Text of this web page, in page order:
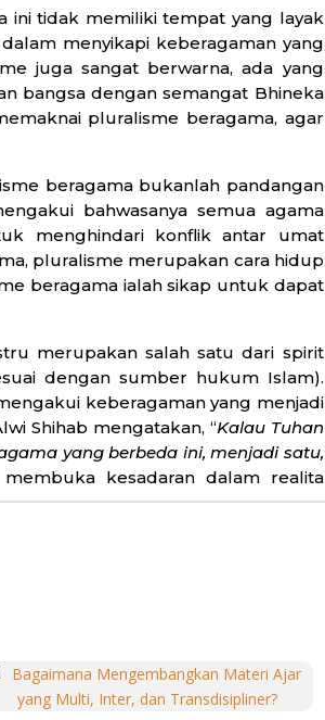
ini tidak memiliki tempat yang layak
menyikapi keberagaman yang
juga sangat berwarna, ada yang
bangsa dengan semangat Bhineka
pluralisme beragama, agar
beragama bukanlah pandangan
bahwasanya semua agama
menghindari konflik antar umat
pluralisme merupakan cara hidup
beragama ialah sikap untuk dapat
merupakan salah satu dari spirit
dengan sumber hukum Islam).
keberagaman yang menjadi
Shihab mengatakan, “Kalau Tuhan
yang berbeda ini, menjadi satu,
kesadaran dalam realita
dan sebagainya. Itu semua
yang diperbolehkan dalam
diterapkan: pertama, sesama
lainnya. Ketiga, setiap insan harus
berdasarkan tafsir atas Alquran